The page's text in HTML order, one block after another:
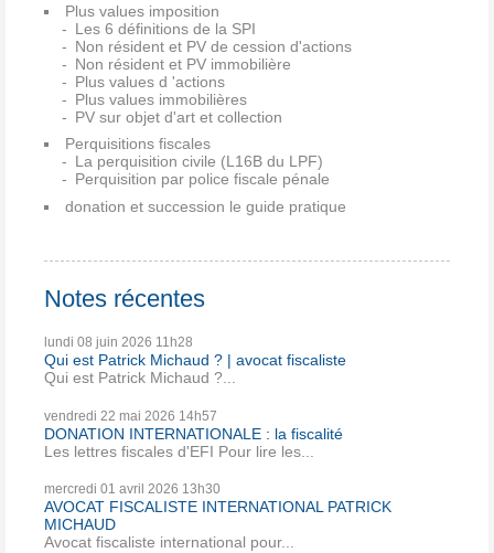
Plus values imposition
Les 6 définitions de la SPI
Non résident et PV de cession d'actions
Non résident et PV immobilière
Plus values d 'actions
Plus values immobilières
PV sur objet d'art et collection
Perquisitions fiscales
La perquisition civile (L16B du LPF)
Perquisition par police fiscale pénale
donation et succession le guide pratique
Notes récentes
lundi 08 juin 2026 11h28
Qui est Patrick Michaud ? | avocat fiscaliste
Qui est Patrick Michaud ?...
vendredi 22 mai 2026 14h57
DONATION INTERNATIONALE : la fiscalité
Les lettres fiscales d'EFI Pour lire les...
mercredi 01 avril 2026 13h30
AVOCAT FISCALISTE INTERNATIONAL PATRICK
MICHAUD
Avocat fiscaliste international pour...